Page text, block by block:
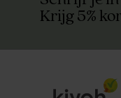
Krijg 5%